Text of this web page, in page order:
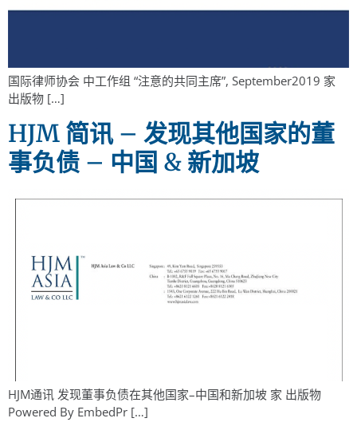
国际律师协会 中工作组 “注意的共同主席”, September2019 家
出版物 […]
HJM 简讯 – 发现其他国家的董
事负债 – 中国 & 新加坡
HJM通讯 发现董事负债在其他国家–中国和新加坡 家 出版物
Powered By EmbedPr […]